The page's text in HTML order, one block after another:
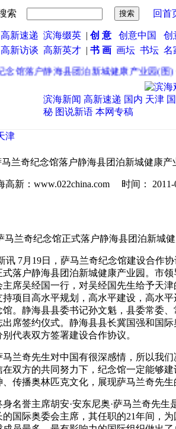
索 回首
高新速递 滨海缀英| 创 意 创意中国
创
高新访谈 高新英才 | 书 画 画坛 书坛 名
馆落户静海县团泊新城健康产业园(图)·
滨海新闻 高新速递 国内 天津
秘 图说新语 本网专稿
津
马兰奇纪念馆落户静海县团泊新城健康产
高新：www.022china.com 时间： 2011-
讯 7月19日，萨马兰奇纪念馆建设合作
落户静海县团泊新城健康产业园。市
主席吴经国一行，对吴经国先生给予天
项目高水平规划，高水平建设，高水
馆。静海县县委书记孙文魁，县委常委
席签约仪式。静海县县长冀国强和国
代表双方签署建设合作协议。
奇先生对中国有很深感情，所以我们
双方的共同努力下，纪念馆一定能够
传播奥林匹克文化，展现萨马兰奇先
誉主席胡安·安东尼奥·萨马兰奇先生
国际奥委会主席，其任职的21年间，